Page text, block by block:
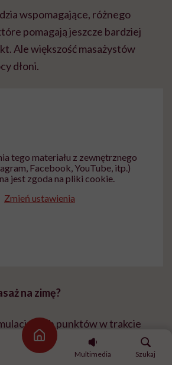
Strona główna
Multimedia
Szukaj
wspomagające, różnego
pomagają jeszcze bardziej
Ale większość masażystów
dłoni.
tego materiału z zewnętrznego
Facebook, YouTube, itp.)
jest zgoda na pliki cookie.
Zmień ustawienia
na zimę?
tych punktów w trakcie
naturalne mechanizmy
się nam odporność. Jeśli